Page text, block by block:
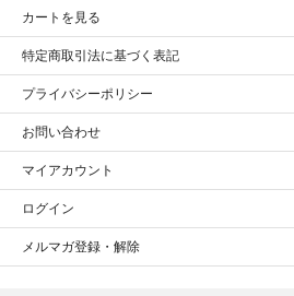
カートを見る
特定商取引法に基づく表記
プライバシーポリシー
お問い合わせ
マイアカウント
ログイン
メルマガ登録・解除